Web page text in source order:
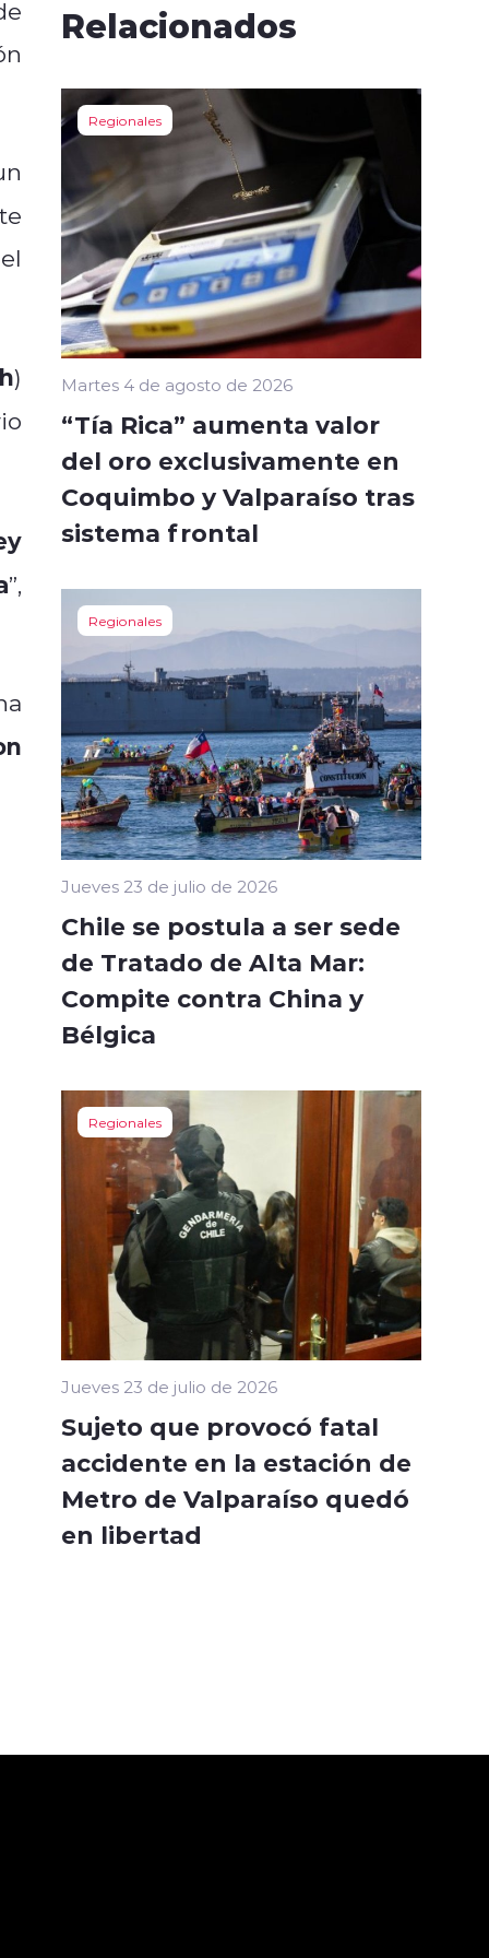
)
”,
Relacionados
Regionales
Martes 4 de agosto de 2026
“Tía Rica” aumenta valor
del oro exclusivamente en
Coquimbo y Valparaíso tras
sistema frontal
Regionales
Jueves 23 de julio de 2026
Chile se postula a ser sede
de Tratado de Alta Mar:
Compite contra China y
Bélgica
Regionales
Jueves 23 de julio de 2026
Sujeto que provocó fatal
accidente en la estación de
Metro de Valparaíso quedó
en libertad